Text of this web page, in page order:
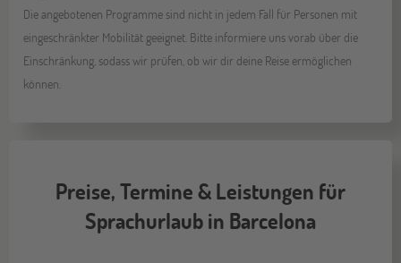
Die angebotenen Programme sind nicht in jedem Fall für Personen mit
eingeschränkter Mobilität geeignet. Bitte informiere uns vorab über die
Einschränkung, sodass wir prüfen, ob wir dir deine Reise ermöglichen
können.
Preise, Termine & Leistungen für
Sprachurlaub in Barcelona